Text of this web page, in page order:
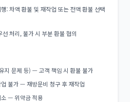
: 차액 환불 및 재작업 또는 전액 환불 선택
처리, 불가 시 부분 환불 협의
지 문제 등) — 고객 책임 시 환불 불가
불가 — 재방문비 청구 후 재작업
소 — 위약금 적용